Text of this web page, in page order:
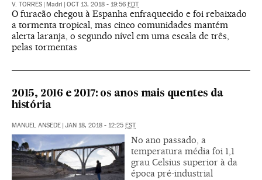
V. TORRES Madri OCT 13, 2018 - 19:56 EDT
O furacão chegou à Espanha enfraquecido e foi rebaixado
a tormenta tropical, mas cinco comunidades mantém
alerta laranja, o segundo nível em uma escala de três,
pelas tormentas
2015, 2016 e 2017: os anos mais quentes da
história
MANUEL ANSEDE JAN 18, 2018 - 12:25 EST
No ano passado, a
temperatura média foi 1,1
grau Celsius superior à da
época pré-industrial